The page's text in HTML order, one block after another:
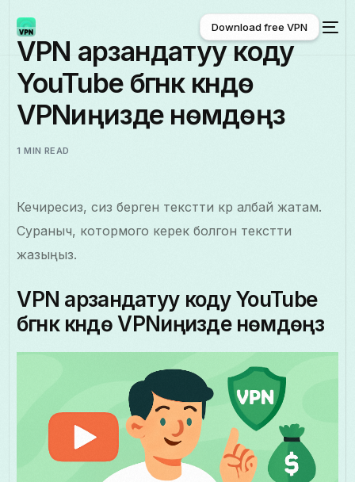
Кыргызча
Download free VPN
Download free VPN
VPN арзандатуу коду
YouTube бүгүнкү күндө
VPNиңизде үнөмдөңүз
1 MIN READ
Кечиресиз, сиз берген текстти көрө албай жатам.
Сураныч, котормого керек болгон текстти
жазыңыз.
VPN арзандатуу коду YouTube
бүгүнкү күндө VPNиңизде үнөмдөңүз